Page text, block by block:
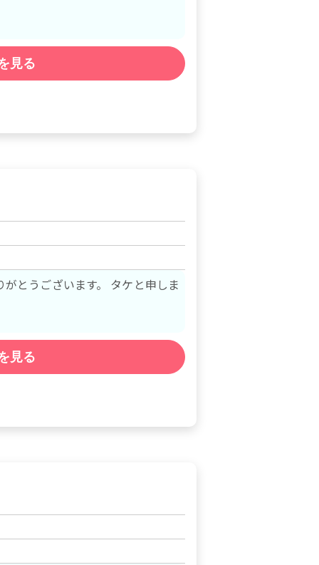
見る
とうございます。 タケと申しま
見る